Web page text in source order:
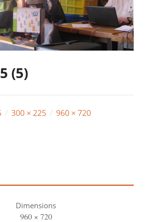
(5)
/ 300 × 225 / 960 × 720
Dimensions
960 × 720